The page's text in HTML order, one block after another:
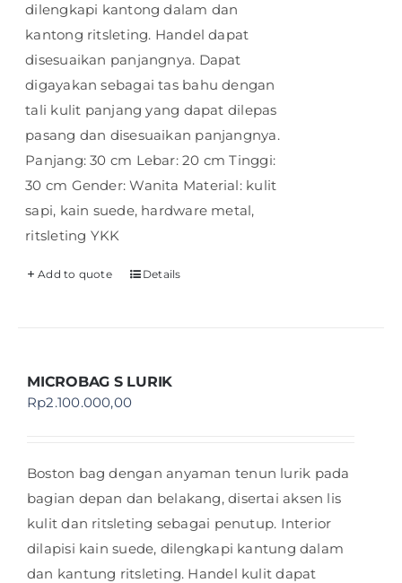
dilengkapi kantong dalam dan
kantong ritsleting. Handel dapat
disesuaikan panjangnya. Dapat
digayakan sebagai tas bahu dengan
tali kulit panjang yang dapat dilepas
pasang dan disesuaikan panjangnya.
Panjang: 30 cm Lebar: 20 cm Tinggi:
30 cm Gender: Wanita Material: kulit
sapi, kain suede, hardware metal,
ritsleting YKK
Add to quote Details
MICROBAG S LURIK
Rp2.100.000,00
Boston bag dengan anyaman tenun lurik pada
bagian depan dan belakang, disertai aksen lis
kulit dan ritsleting sebagai penutup. Interior
dilapisi kain suede, dilengkapi kantung dalam
dan kantung ritsleting. Handel kulit dapat